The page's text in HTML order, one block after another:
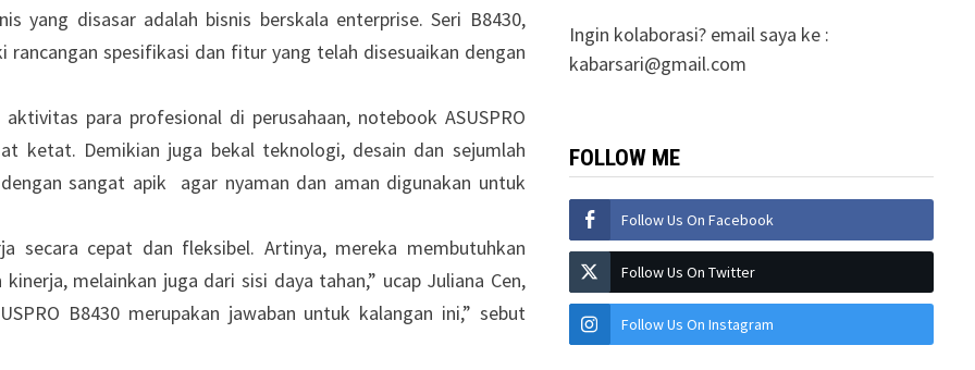
yang disasar adalah bisnis berskala enterprise. Seri B8430,
rancangan spesifikasi dan fitur yang telah disesuaikan dengan
para profesional di perusahaan, notebook ASUSPRO
ketat. Demikian juga bekal teknologi, desain dan sejumlah
sangat apik agar nyaman dan aman digunakan untuk
secara cepat dan fleksibel. Artinya, mereka membutuhkan
melainkan juga dari sisi daya tahan,” ucap Juliana Cen,
B8430 merupakan jawaban untuk kalangan ini,” sebut
Ingin kolaborasi? email saya ke :
kabarsari@gmail.com
FOLLOW ME
Follow Us On Facebook
Follow Us On Twitter
Follow Us On Instagram